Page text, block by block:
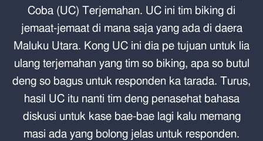
Coba (UC) Terjemahan. UC ini tim biking di
jemaat-jemaat di mana saja yang ada di daera
Maluku Utara. Kong UC ini dia pe tujuan untuk lia
ulang terjemahan yang tim so biking, apa so butul
deng so bagus untuk responden ka tarada. Turus,
hasil UC itu nanti tim deng penasehat bahasa
diskusi untuk kase bae-bae lagi kalu memang
masi ada yang bolong jelas untuk responden.